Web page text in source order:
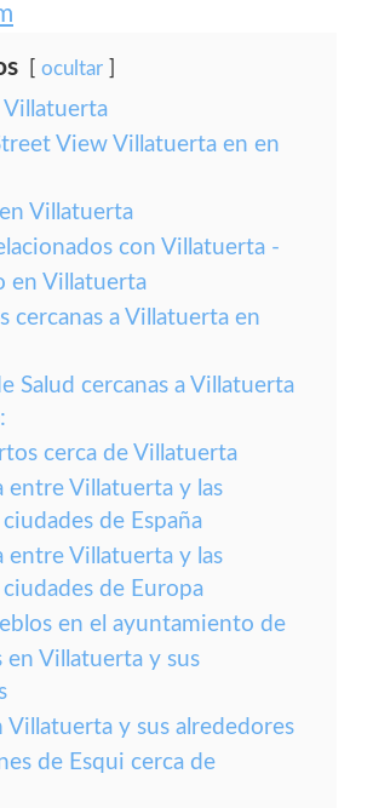
ocultar
Villatuerta
View Villatuerta en en
Villatuerta
con Villatuerta -
en Villatuerta
cercanas a Villatuerta en
Salud cercanas a Villatuerta
cerca de Villatuerta
entre Villatuerta y las
de España
entre Villatuerta y las
de Europa
en el ayuntamiento de
en Villatuerta y sus
Villatuerta y sus alrededores
de Esqui cerca de